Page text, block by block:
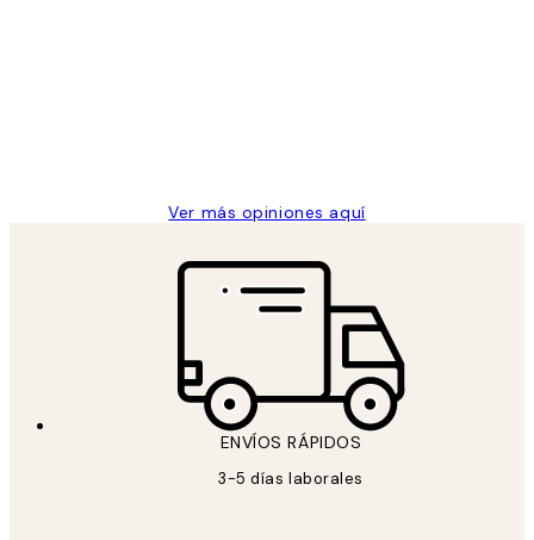
Ver más opiniones aquí
ENVÍOS RÁPIDOS
3-5 días laborales